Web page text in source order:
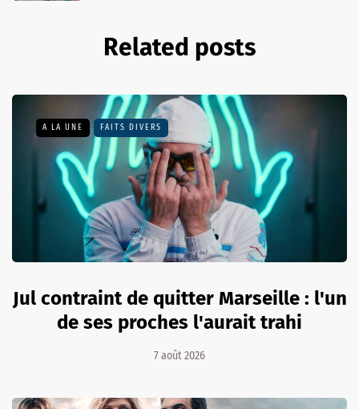
Related posts
A LA UNE FAITS DIVERS
Jul contraint de quitter Marseille : l'un
de ses proches l'aurait trahi
7 août 2026